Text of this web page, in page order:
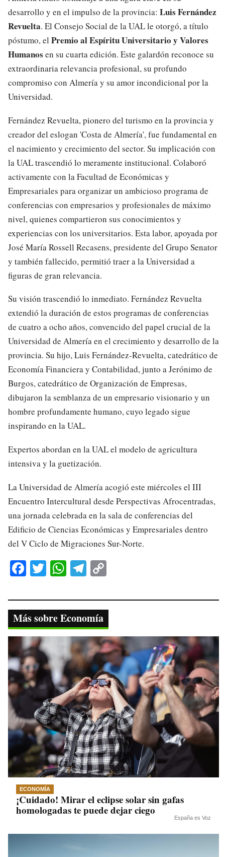
desarrollo y en el impulso de la provincia: Luis Fernández
Revuelta. El Consejo Social de la UAL le otorgó, a título
póstumo, el Premio al Espíritu Universitario y Valores
Humanos en su cuarta edición. Este galardón reconoce su
extraordinaria relevancia profesional, su profundo
compromiso con Almería y su amor incondicional por la
Universidad.
Fernández Revuelta, pionero del turismo en la provincia y
creador del eslogan 'Costa de Almería', fue fundamental en
el nacimiento y crecimiento del sector. Su implicación con
la UAL trascendió lo meramente institucional. Colaboró
activamente con la Facultad de Económicas y
Empresariales para organizar un ambicioso programa de
conferencias con empresarios y profesionales de máximo
nivel, quienes compartieron sus conocimientos y
experiencias con los universitarios. Esta labor, apoyada por
José María Rossell Recasens, presidente del Grupo Senator
y también fallecido, permitió traer a la Universidad a
figuras de gran relevancia.
Su visión trascendió lo inmediato. Fernández Revuelta
extendió la duración de estos programas de conferencias
de cuatro a ocho años, convencido del papel crucial de la
Universidad de Almería en el crecimiento y desarrollo de la
provincia. Su hijo, Luis Fernández-Revuelta, catedrático de
Economía Financiera y Contabilidad, junto a Jerónimo de
Burgos, catedrático de Organización de Empresas,
dibujaron la semblanza de un empresario visionario y un
hombre profundamente humano, cuyo legado sigue
inspirando en la UAL.
Expertos abordan en la UAL el modelo de agricultura
intensiva y la guetización.
La Universidad de Almería acogió este miércoles el III
Encuentro Intercultural desde Perspectivas Afrocentradas,
una jornada celebrada en la sala de conferencias del
Edificio de Ciencias Económicas y Empresariales dentro
del V Ciclo de Migraciones Sur-Norte.
Fa
bo
ok
T
tte
r
W
ts
A
pp
Te
gr
a
m
y
Li
nk
Más sobre Economía
ECONOMÍA
¡Cuidado! Mirar el eclipse solar sin gafas
homologadas te puede dejar ciego
España es Voz